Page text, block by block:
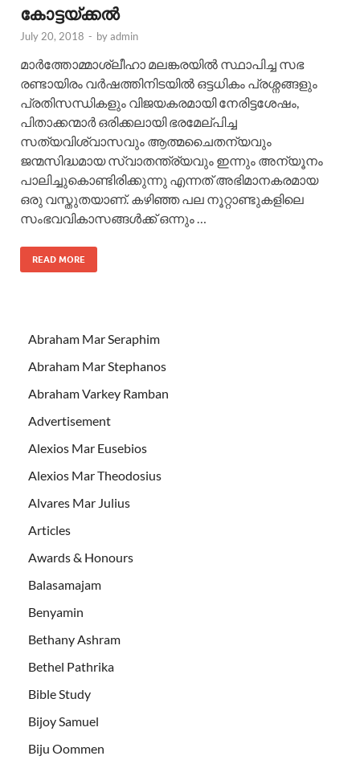
കോട്ടയ്ക്കല്‍
July 20, 2018 - byadmin
മാര്‍ത്തോമ്മാശ്ലീഹാ മലങ്കരയില്‍ സ്ഥാപിച്ച സഭ
രണ്ടായിരം വര്‍ഷത്തിനിടയില്‍ ഒട്ടധികം പ്രശ്നങ്ങളും
പ്രതിസന്ധികളും വിജയകരമായി നേരിട്ടശേഷം,
പിതാക്കന്മാര്‍ ഒരിക്കലായി ഭരമേല്പിച്ച
സത്യവിശ്വാസവും ആത്മചൈതന്യവും
ജന്മസിദ്ധമായ സ്വാതന്ത്ര്യവും ഇന്നും അന്യൂനം
പാലിച്ചുകൊണ്ടിരിക്കുന്നു എന്നത് അഭിമാനകരമായ
ഒരു വസ്തുതയാണ്. കഴിഞ്ഞ പല നൂറ്റാണ്ടുകളിലെ
സംഭവവികാസങ്ങള്‍ക്ക് ഒന്നും …
READ MORE
Abraham Mar Seraphim
Abraham Mar Stephanos
Abraham Varkey Ramban
Advertisement
Alexios Mar Eusebios
Alexios Mar Theodosius
Alvares Mar Julius
Articles
Awards & Honours
Balasamajam
Benyamin
Bethany Ashram
Bethel Pathrika
Bible Study
Bijoy Samuel
Biju Oommen